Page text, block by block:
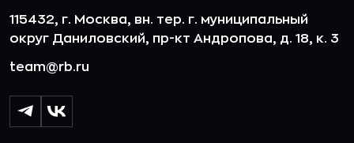
115432, г. Москва, вн. тер. г. муниципальный
округ Даниловский, пр-кт Андропова, д. 18, к. 3
team@rb.ru